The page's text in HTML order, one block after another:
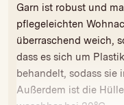
Garn ist robust und
pflegeleichten
überraschend weich,
dass es sich um
behandelt, sodass sie
Außerdem ist die